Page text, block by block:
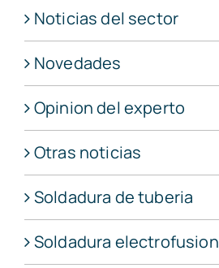
Noticias del sector
Novedades
Opinion del experto
Otras noticias
Soldadura de tuberia
Soldadura electrofusion